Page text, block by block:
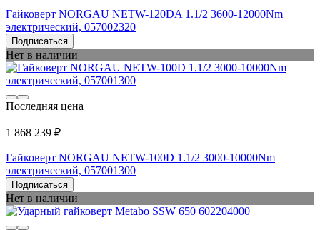
Гайковерт NORGAU NETW-120DA 1.1/2 3600-12000Nm
электрический, 057002320
Подписаться
Нет в наличии
Последняя цена
1 868 239 ₽
Гайковерт NORGAU NETW-100D 1.1/2 3000-10000Nm
электрический, 057001300
Подписаться
Нет в наличии